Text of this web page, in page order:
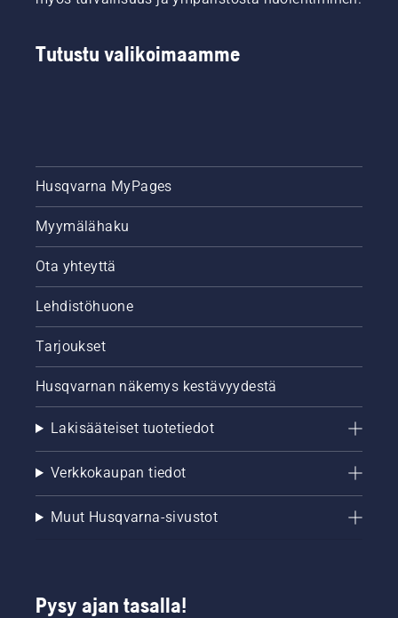
Tutustu valikoimaamme
Husqvarna MyPages
Myymälähaku
Ota yhteyttä
Lehdistöhuone
Tarjoukset
Husqvarnan näkemys kestävyydestä
Lakisääteiset tuotetiedot
Verkkokaupan tiedot
Muut Husqvarna-sivustot
Pysy ajan tasalla!